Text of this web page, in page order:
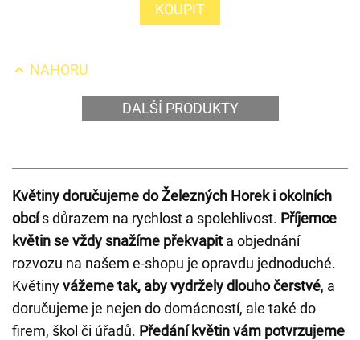
KOUPIT
NAHORU
DALŠÍ PRODUKTY
Květiny doručujeme do Železných Horek i okolních
obcís důrazem na rychlost a spolehlivost. Příjemce
květin se vždy snažíme překvapit a objednání
rozvozu na našem e-shopu je opravdu jednoduché.
Květinyvážeme tak, aby vydržely dlouho čerstvé, a
doručujeme je nejen do domácností, ale také do
firem, škol či úřadů. Předání květin vám potvrzujeme